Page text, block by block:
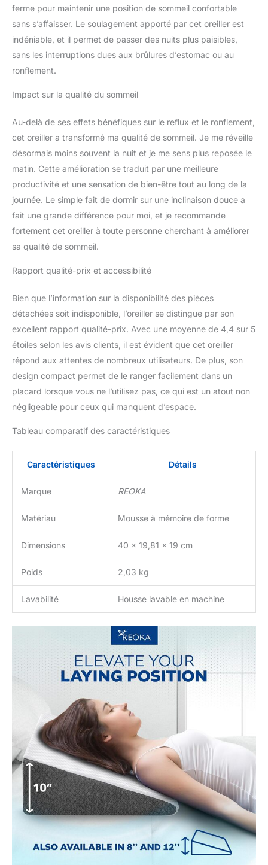
ferme pour maintenir une position de sommeil confortable
sans s’affaisser. Le soulagement apporté par cet oreiller est
indéniable, et il permet de passer des nuits plus paisibles,
sans les interruptions dues aux brûlures d’estomac ou au
ronflement.
Impact sur la qualité du sommeil
Au-delà de ses effets bénéfiques sur le reflux et le ronflement,
cet oreiller a transformé ma qualité de sommeil. Je me réveille
désormais moins souvent la nuit et je me sens plus reposée le
matin. Cette amélioration se traduit par une meilleure
productivité et une sensation de bien-être tout au long de la
journée. Le simple fait de dormir sur une inclinaison douce a
fait une grande différence pour moi, et je recommande
fortement cet oreiller à toute personne cherchant à améliorer
sa qualité de sommeil.
Rapport qualité-prix et accessibilité
Bien que l’information sur la disponibilité des pièces
détachées soit indisponible, l’oreiller se distingue par son
excellent rapport qualité-prix. Avec une moyenne de 4,4 sur 5
étoiles selon les avis clients, il est évident que cet oreiller
répond aux attentes de nombreux utilisateurs. De plus, son
design compact permet de le ranger facilement dans un
placard lorsque vous ne l’utilisez pas, ce qui est un atout non
négligeable pour ceux qui manquent d’espace.
Tableau comparatif des caractéristiques
Caractéristiques Détails
Marque REOKA
Matériau Mousse à mémoire de forme
Dimensions 40 x 19,81 x 19 cm
Poids 2,03 kg
Lavabilité Housse lavable en machine